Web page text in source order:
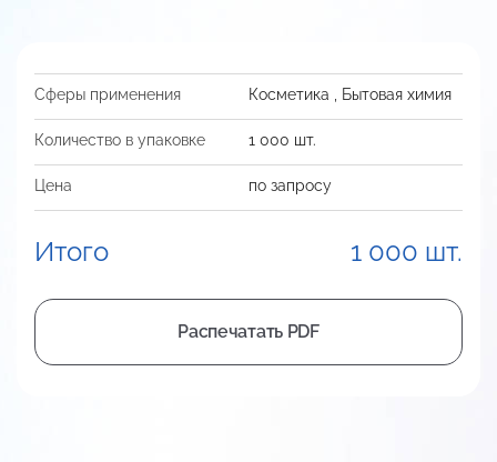
Сферы применения Косметика Бытовая химия
Количество в упаковке 1 000 шт.
Цена по запросу
Итого 1 000 шт.
Распечатать PDF